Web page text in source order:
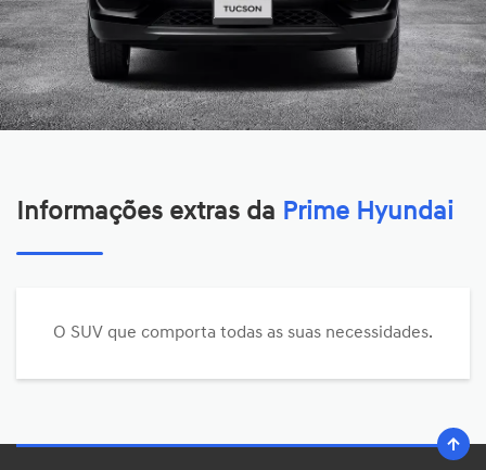
Informações extras da Prime Hyundai
O SUV que comporta todas as suas necessidades.